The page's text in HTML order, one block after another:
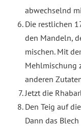
abwechselnd
Die restlichen
den Mandeln,
mischen. Mit
Mehlmischung
anderen
Jetzt die
Den Teig auf
Dann das